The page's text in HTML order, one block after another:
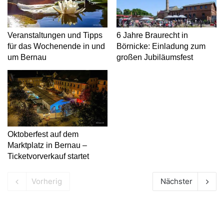
Veranstaltungen und Tipps
für das Wochenende in und
um Bernau
6 Jahre Braurecht in
Börnicke: Einladung zum
großen Jubiläumsfest
Oktoberfest auf dem
Marktplatz in Bernau –
Ticketvorverkauf startet
Vorherig Nächster